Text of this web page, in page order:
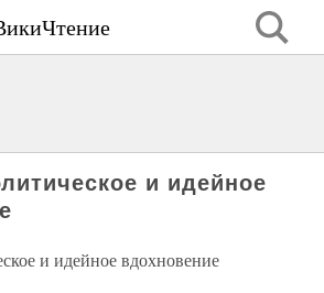
и идейное
и идейное вдохновение